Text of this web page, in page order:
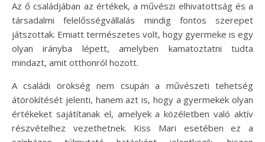
Az ő családjában az értékek, a művészi elhivatottság és a
társadalmi felelősségvállalás mindig fontos szerepet
játszottak. Emiatt természetes volt, hogy gyermeke is egy
olyan irányba lépett, amelyben kamatoztatni tudta
mindazt, amit otthonról hozott.
A családi örökség nem csupán a művészeti tehetség
átörökítését jelenti, hanem azt is, hogy a gyermekek olyan
értékeket sajátítanak el, amelyek a közéletben való aktív
részvételhez vezethetnek. Kiss Mari esetében ez a